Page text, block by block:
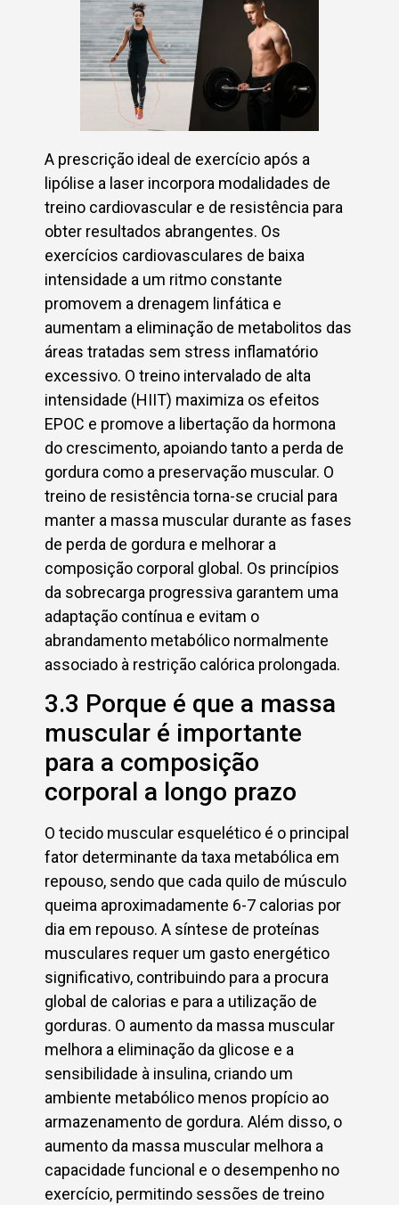
A prescrição ideal de exercício após a
lipólise a laser incorpora modalidades de
treino cardiovascular e de resistência para
obter resultados abrangentes. Os
exercícios cardiovasculares de baixa
intensidade a um ritmo constante
promovem a drenagem linfática e
aumentam a eliminação de metabolitos das
áreas tratadas sem stress inflamatório
excessivo. O treino intervalado de alta
intensidade (HIIT) maximiza os efeitos
EPOC e promove a libertação da hormona
do crescimento, apoiando tanto a perda de
gordura como a preservação muscular. O
treino de resistência torna-se crucial para
manter a massa muscular durante as fases
de perda de gordura e melhorar a
composição corporal global. Os princípios
da sobrecarga progressiva garantem uma
adaptação contínua e evitam o
abrandamento metabólico normalmente
associado à restrição calórica prolongada.
3.3 Porque é que a massa
muscular é importante
para a composição
corporal a longo prazo
O tecido muscular esquelético é o principal
fator determinante da taxa metabólica em
repouso, sendo que cada quilo de músculo
queima aproximadamente 6-7 calorias por
dia em repouso. A síntese de proteínas
musculares requer um gasto energético
significativo, contribuindo para a procura
global de calorias e para a utilização de
gorduras. O aumento da massa muscular
melhora a eliminação da glicose e a
sensibilidade à insulina, criando um
ambiente metabólico menos propício ao
armazenamento de gordura. Além disso, o
aumento da massa muscular melhora a
capacidade funcional e o desempenho no
exercício, permitindo sessões de treino